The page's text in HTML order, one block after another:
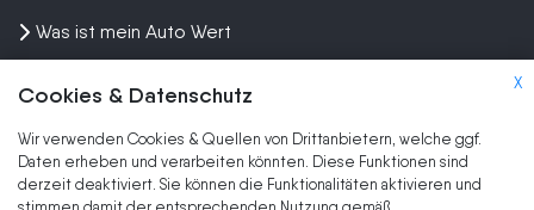
X
Cookies & Datenschutz
Wir verwenden Cookies & Quellen von Drittanbietern, welche ggf.
Daten erheben und verarbeiten könnten. Diese Funktionen sind
derzeit deaktiviert. Sie können die Funktionalitäten aktivieren und
Was ist mein Auto Wert
Wir kaufen dein Auto